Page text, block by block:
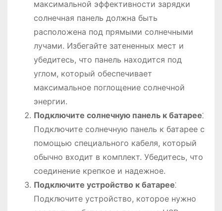
максимальной эффективности зарядки
солнечная панель должна быть
расположена под прямыми солнечными
лучами. Избегайте затененных мест и
убедитесь, что панель находится под
углом, который обеспечивает
максимальное поглощение солнечной
энергии.
Подключите солнечную панель к батарее⁚
Подключите солнечную панель к батарее с
помощью специального кабеля, который
обычно входит в комплект. Убедитесь, что
соединение крепкое и надежное.
Подключите устройство к батарее⁚
Подключите устройство, которое нужно